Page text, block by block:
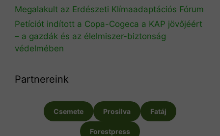
Megalakult az Erdészeti Klímaadaptációs Fórum
Petíciót indított a Copa-Cogeca a KAP jövőjéért
– a gazdák és az élelmiszer-biztonság
védelmében
Partnereink
Csemete Prosilva Fatáj
Forestpress